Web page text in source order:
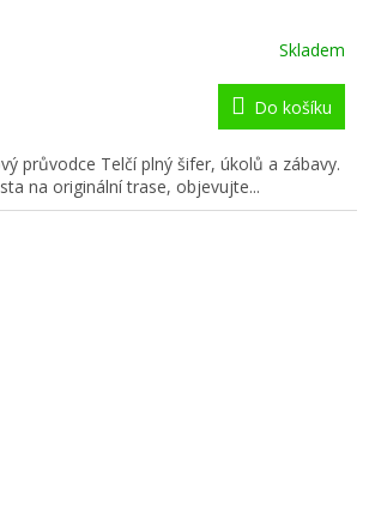
Skladem
Do košíku
průvodce Telčí plný šifer, úkolů a zábavy.
na originální trase, objevujte...